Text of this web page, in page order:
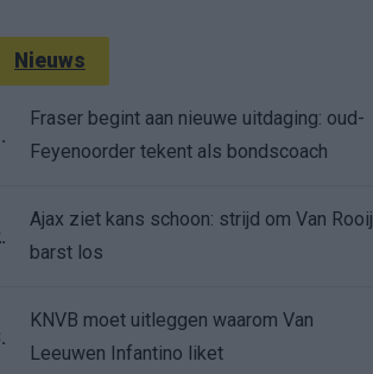
Nieuws
Fraser begint aan nieuwe uitdaging: oud-
Feyenoorder tekent als bondscoach
Ajax ziet kans schoon: strijd om Van Rooij
barst los
KNVB moet uitleggen waarom Van
Leeuwen Infantino liket